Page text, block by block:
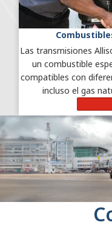
Las transmisiones
un combustible
compatibles con
incluso el gas